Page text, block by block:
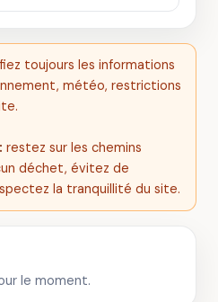
toujours les informations
météo, restrictions
restez sur les chemins
déchet, évitez de
la tranquillité du site.
le moment.